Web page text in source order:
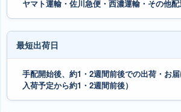
ヤマト運輸・佐川急便・西濃運輸・その他
最短出荷日
手配開始後、約1・2週間前後での出荷・お
入荷予定から約1・2週間前後）